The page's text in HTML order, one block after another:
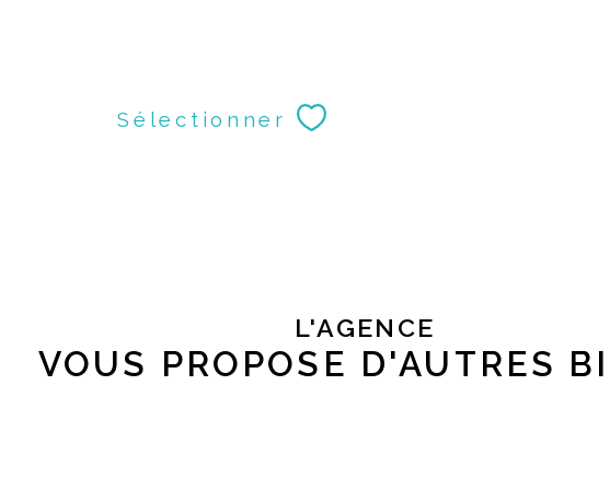
Sélectionner
L'AGENCE
VOUS PROPOSE D'AUTRES